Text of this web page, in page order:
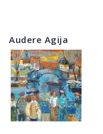
Audere Agija